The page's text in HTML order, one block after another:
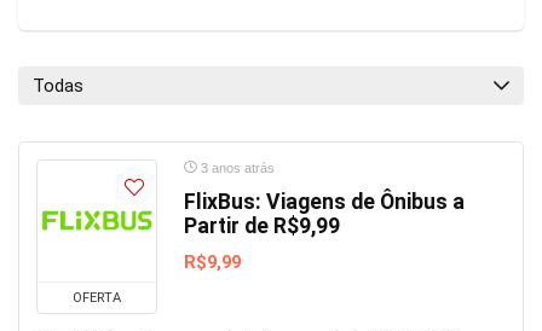
Todas
OFERTA
3 anos atrás
FlixBus: Viagens de Ônibus a
Partir de R$9,99
R$9,99